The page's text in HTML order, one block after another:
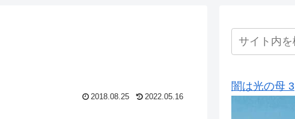
2018.08.25 2022.05.16
闇は光の母 3